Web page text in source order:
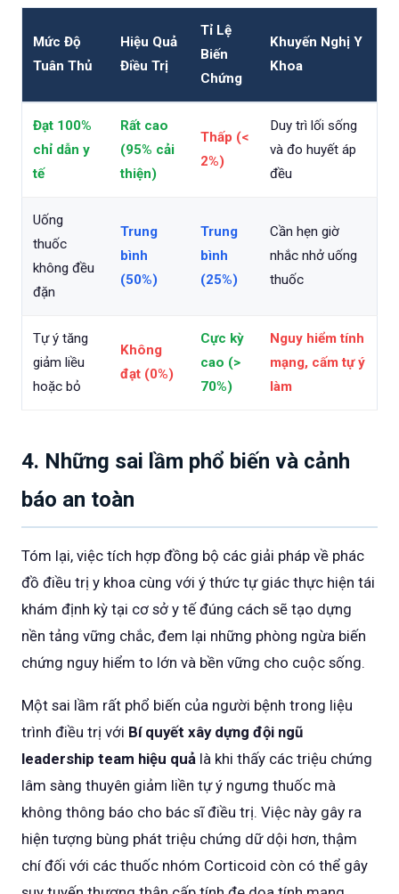
Mức Độ
Tuân Thủ
Hiệu Quả
Điều Trị
Tỉ Lệ
Biến
Chứng
Khuyến Nghị Y
Khoa
Đạt 100%
chỉ dẫn y
tế
Rất cao
(95% cải
thiện)
Thấp (<
2%)
Duy trì lối sống
và đo huyết áp
đều
Uống
thuốc
không đều
đặn
Trung
bình
(50%)
Trung
bình
(25%)
Cần hẹn giờ
nhắc nhở uống
thuốc
Tự ý tăng
giảm liều
hoặc bỏ
Không
đạt (0%)
Cực kỳ
cao (>
70%)
Nguy hiểm tính
mạng, cấm tự ý
làm
4. Những sai lầm phổ biến và cảnh
báo an toàn
Tóm lại, việc tích hợp đồng bộ các giải pháp về phác
đồ điều trị y khoa cùng với ý thức tự giác thực hiện tái
khám định kỳ tại cơ sở y tế đúng cách sẽ tạo dựng
nền tảng vững chắc, đem lại những phòng ngừa biến
chứng nguy hiểm to lớn và bền vững cho cuộc sống.
Một sai lầm rất phổ biến của người bệnh trong liệu
trình điều trị với Bí quyết xây dựng đội ngũ
leadership team hiệu quả là khi thấy các triệu chứng
lâm sàng thuyên giảm liền tự ý ngưng thuốc mà
không thông báo cho bác sĩ điều trị. Việc này gây ra
hiện tượng bùng phát triệu chứng dữ dội hơn, thậm
chí đối với các thuốc nhóm Corticoid còn có thể gây